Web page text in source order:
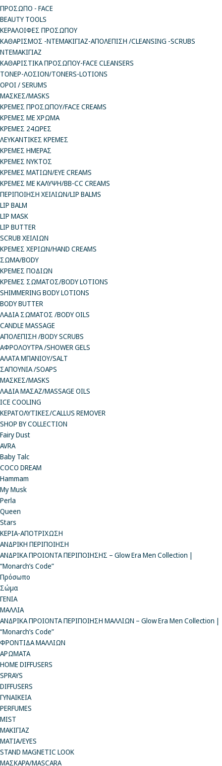
ΠΡΟΣΩΠΟ - FACE
BEAUTY TOOLS
ΚΕΡΑΛΟΙΦΕΣ ΠΡΟΣΩΠΟΥ
ΚΑΘΑΡΙΣΜΟΣ -ΝΤΕΜΑΚΙΓΙΑΖ-ΑΠΟΛΕΠΙΣΗ /CLEANSING -SCRUBS
ΝΤΕΜΑΚΙΓΙΑΖ
ΚΑΘΑΡΙΣΤΙΚΑ ΠΡΟΣΩΠΟΥ-FACE CLEANSERS
ΤΟΝΕΡ-ΛΟΣΙΟΝ/TONERS-LOTIONS
ΟΡΟΙ / SERUMS
ΜΑΣΚΕΣ/MASKS
ΚΡΕΜΕΣ ΠΡΟΣΩΠΟΥ/FACE CREAMS
ΚΡΕΜΕΣ ΜΕ ΧΡΩΜΑ
ΚΡΕΜΕΣ 24ΩΡΕΣ
ΛΕΥΚΑΝΤΙΚΕΣ ΚΡΕΜΕΣ
ΚΡΕΜΕΣ ΗΜΕΡΑΣ
ΚΡΕΜΕΣ ΝΥΚΤΟΣ
ΚΡΕΜΕΣ ΜΑΤΙΩΝ/EYE CREAMS
ΚΡΕΜΕΣ ΜΕ ΚΑΛΥΨΗ/BB-CC CREAMS
ΠΕΡΙΠΟΙΗΣΗ ΧΕΙΛΙΩΝ/LIP BALMS
LIP BALM
LIP MASK
LIP BUTTER
SCRUB ΧΕΙΛΙΩΝ
ΚΡΕΜΕΣ ΧΕΡΙΩΝ/HAND CREAMS
ΣΩΜΑ/BODY
ΚΡΕΜΕΣ ΠΟΔΙΩΝ
ΚΡΕΜΕΣ ΣΩΜΑΤΟΣ/BODY LOTIONS
SHIMMERING BODY LOTIONS
BODY BUTTER
ΛΑΔΙΑ ΣΩΜΑΤΟΣ /BODY OILS
CANDLE MASSAGE
ΑΠΟΛΕΠΙΣΗ /BODY SCRUBS
ΑΦΡΟΛΟΥΤΡΑ /SHOWER GELS
ΑΛΑΤΑ ΜΠΑΝΙΟΥ/SALT
ΣΑΠΟΥΝΙΑ /SOAPS
ΜΑΣΚΕΣ/MASKS
ΛΑΔΙΑ ΜΑΣΑΖ/MASSAGE OILS
ICE COOLING
ΚΕΡΑΤΟΛΥΤΙΚΕΣ/CALLUS REMOVER
SHOP BY COLLECTION
Fairy Dust
AVRA
Baby Talc
COCO DREAM
Hammam
My Musk
Perla
Queen
Stars
ΚΕΡΙΑ-ΑΠΟΤΡΙΧΩΣΗ
ΑΝΔΡΙΚΗ ΠΕΡΙΠΟΙΗΣΗ
ΑΝΔΡΙΚΑ ΠΡΟΙΟΝΤΑ ΠΕΡΙΠΟΙΗΣΗΣ – Glow Era Men Collection |
“Monarch’s Code”
Πρόσωπο
Σώμα
ΓΕΝΙΑ
ΜΑΛΛΙΑ
ΑΝΔΡΙΚΑ ΠΡΟΙΟΝΤΑ ΠΕΡΙΠΟΙΗΣΗ ΜΑΛΛΙΩΝ – Glow Era Men Collection |
“Monarch’s Code”
ΦΡΟΝΤΙΔΑ ΜΑΛΛΙΩΝ
ΑΡΩΜΑΤΑ
HOME DIFFUSERS
SPRAYS
DIFFUSERS
ΓΥΝΑΙΚΕΙΑ
PERFUMES
MIST
ΜΑΚΙΓΙΑΖ
ΜΑΤΙΑ/EYES
STAND MAGNETIC LOOK
ΜΑΣΚΑΡΑ/MASCARA